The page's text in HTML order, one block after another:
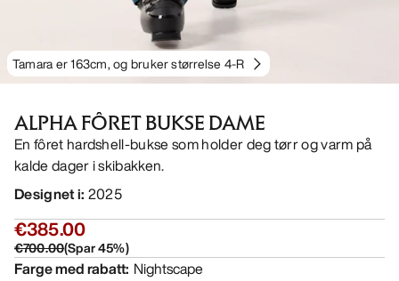
Tamara er 163cm, og bruker størrelse 4-R
ALPHA FÔRET BUKSE DAME
En fôret hardshell-bukse som holder deg tørr og varm på
kalde dager i skibakken.
Designet i: 2025
€385.00
€700.00(Spar45%)
Farge med rabatt: Nightscape